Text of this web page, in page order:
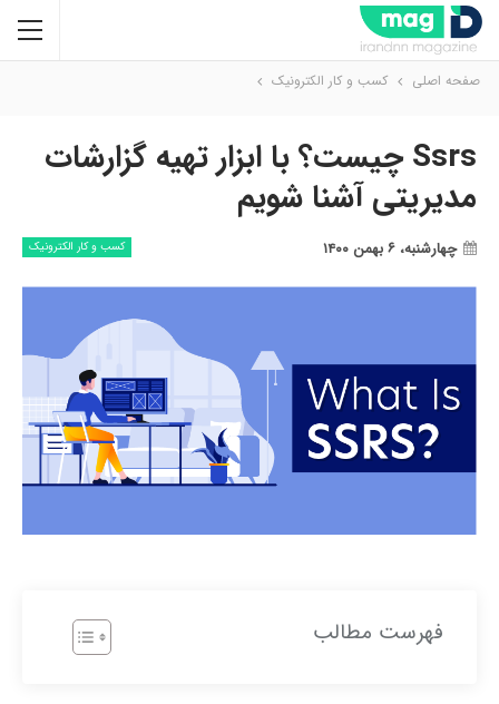
صفحه اصلی کسب و کار الکترونیک
Ssrs چیست؟ با ابزار تهیه گزارشات
مدیریتی آشنا شویم
کسب و کار الکترونیک چهارشنبه، ۶ بهمن ۱۴۰۰
فهرست مطالب